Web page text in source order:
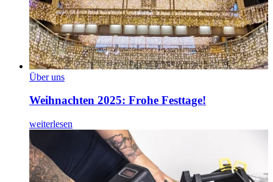
Über uns
Weihnachten 2025: Frohe Festtage!
weiterlesen